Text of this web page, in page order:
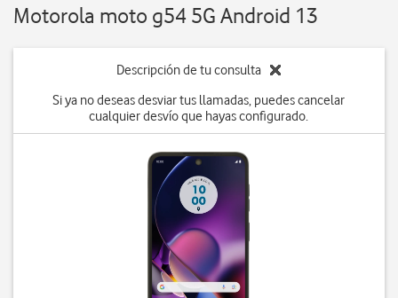
Motorola moto g54 5G Android 13
Descripción de tu consulta
Si ya no deseas desviar tus llamadas, puedes cancelar
cualquier desvío que hayas configurado.